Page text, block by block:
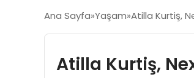
Ana Sayfa Yaşam Atilla Kurtiş,
Atilla Kurtiş,